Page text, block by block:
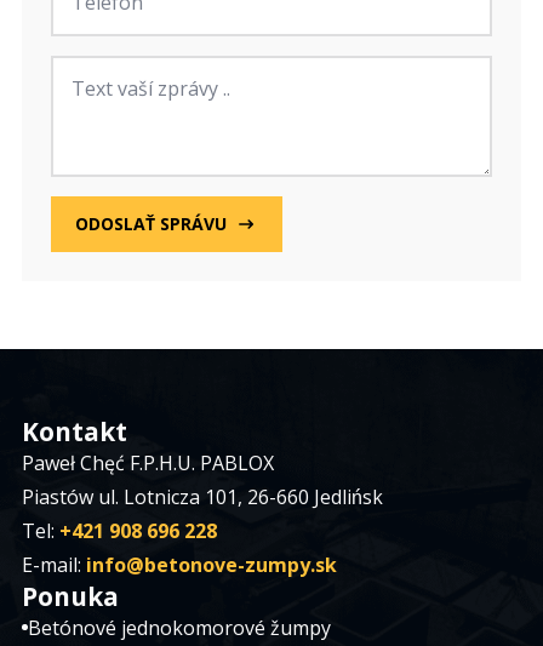
Zpráva
ODOSLAŤ SPRÁVU
Kontakt
Paweł Chęć F.P.H.U. PABLOX
Piastów ul. Lotnicza 101, 26-660 Jedlińsk
Tel: +421 908 696 228
E-mail: info@betonove-zumpy.sk
Ponuka
Betónové jednokomorové žumpy